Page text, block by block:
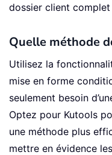
dossier client
Quelle méthode
Utilisez la
mise en forme
seulement besoin
Optez pour Kutools
une méthode plus
mettre en évidence